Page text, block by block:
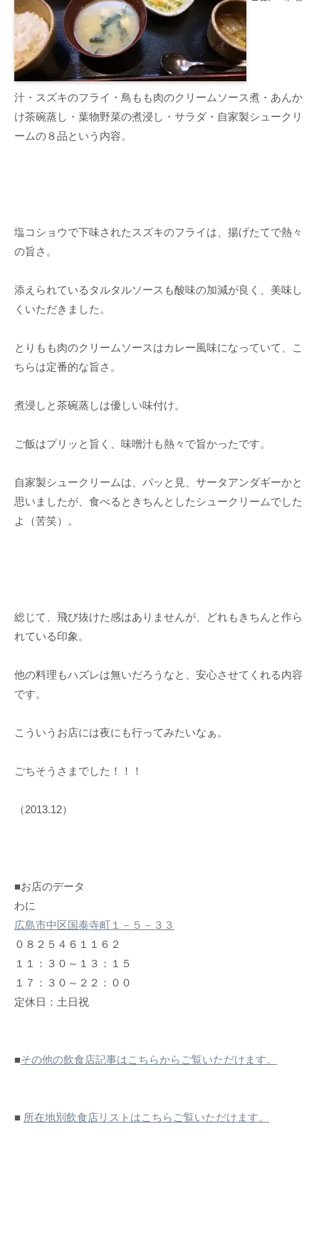
汁・スズキのフライ・鳥もも肉のクリームソース煮・あんか
け茶碗蒸し・葉物野菜の煮浸し・サラダ・自家製シュークリ
ームの８品という内容。
塩コショウで下味されたスズキのフライは、揚げたてで熱々
の旨さ。
添えられているタルタルソースも酸味の加減が良く、美味し
くいただきました。
とりもも肉のクリームソースはカレー風味になっていて、こ
ちらは定番的な旨さ。
煮浸しと茶碗蒸しは優しい味付け。
ご飯はプリッと旨く、味噌汁も熱々で旨かったです。
自家製シュークリームは、パッと見、サータアンダギーかと
思いましたが、食べるときちんとしたシュークリームでした
よ（苦笑）。
総じて、飛び抜けた感はありませんが、どれもきちんと作ら
れている印象。
他の料理もハズレは無いだろうなと、安心させてくれる内容
です。
こういうお店には夜にも行ってみたいなぁ。
ごちそうさまでした！！！
（2013.12）
■お店のデータ
わに
広島市中区国泰寺町１－５－３３
０８２５４６１１６２
１１：３０～１３：１５
１７：３０～２２：００
定休日：土日祝
■その他の飲食店記事はこちらからご覧いただけます。
■ 所在地別飲食店リストはこちらご覧いただけます。